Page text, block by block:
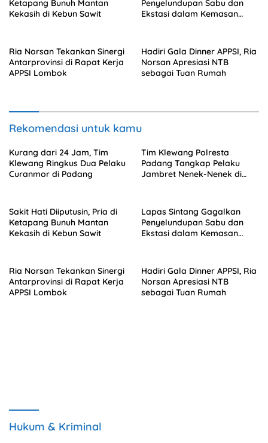
Ketapang Bunuh Mantan
Kekasih di Kebun Sawit
Penyelundupan Sabu dan
Ekstasi dalam Kemasan
Ria Norsan Tekankan Sinergi
Antarprovinsi di Rapat Kerja
APPSI Lombok
Hadiri Gala Dinner APPSI, Ria
Norsan Apresiasi NTB
sebagai Tuan Rumah
Rekomendasi untuk kamu
Kurang dari 24 Jam, Tim
Klewang Ringkus Dua Pelaku
Curanmor di Padang
Tim Klewang Polresta
Padang Tangkap Pelaku
Jambret Nenek-Nenek di
Sakit Hati Diiputusin, Pria di
Ketapang Bunuh Mantan
Kekasih di Kebun Sawit
Lapas Sintang Gagalkan
Penyelundupan Sabu dan
Ekstasi dalam Kemasan
Ria Norsan Tekankan Sinergi
Antarprovinsi di Rapat Kerja
APPSI Lombok
Hadiri Gala Dinner APPSI, Ria
Norsan Apresiasi NTB
sebagai Tuan Rumah
Hukum & Kriminal